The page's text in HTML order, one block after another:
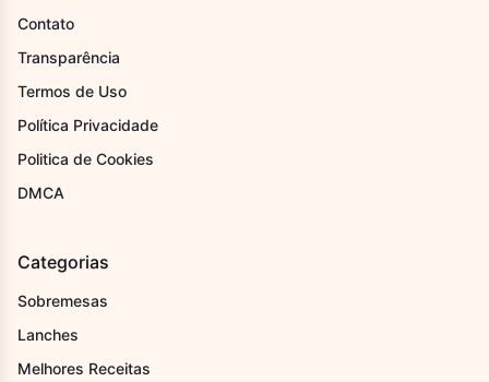
Contato
Transparência
Termos de Uso
Política Privacidade
Politica de Cookies
DMCA
Categorias
Sobremesas
Lanches
Melhores Receitas